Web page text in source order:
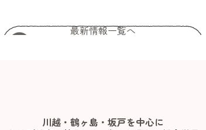
最新情報一覧へ
川越・鶴ヶ島・坂戸を中心に